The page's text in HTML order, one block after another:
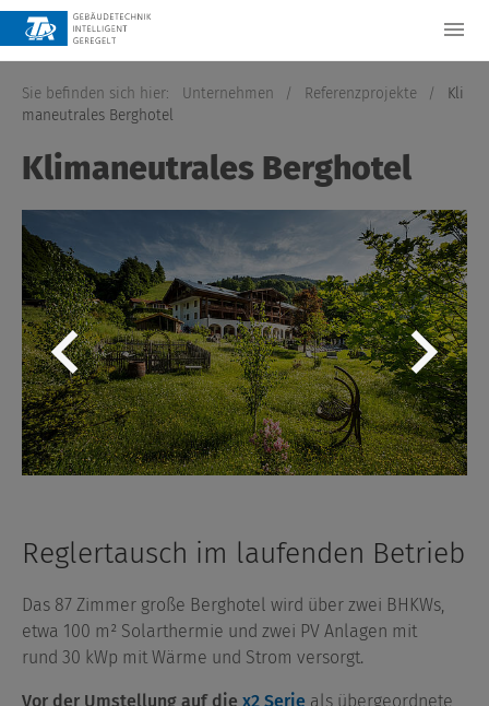
Sie befinden sich hier: Unternehmen / Referenzprojekte /
Kli
maneutrales Berghotel
Klimaneutrales Berghotel
Reglertausch im laufenden Betrieb
Das 87 Zimmer große Berghotel wird über zwei BHKWs,
etwa 100 m² Solarthermie und zwei PV Anlagen mit
rund 30 kWp mit Wärme und Strom versorgt.
Vor der Umstellung auf die x2 Serie als übergeordnete